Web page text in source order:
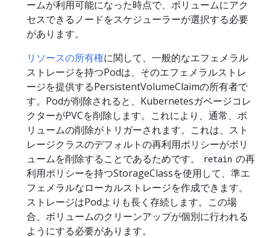
ームが利用可能になった時点で、ボリュームにアク
セスできるノードをスケジューラーが選択する必要
があります。
リソースの所有権に関して、一般的なエフェメラル
ストレージを持つPodは、そのエフェメラルストレ
ージを提供するPersistentVolumeClaimの所有者で
す。Podが削除されると、Kubernetesガベージコレ
クターがPVCを削除します。これにより、通常、ボ
リュームの削除がトリガーされます。これは、スト
レージクラスのデフォルトの再利用ポリシーがボリ
ュームを削除することであるためです。
retain の再
利用ポリシーを持つStorageClassを使用して、準エ
フェメラルなローカルストレージを作成できます。
ストレージはPodよりも長く存続します。この場
合、ボリュームのクリーンアップが個別に行われる
ようにする必要があります。